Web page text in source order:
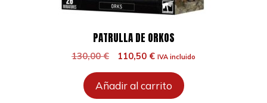
PATRULLA DE ORKOS
130,00€
El
original
era:
110,50 €El
actual
es:
IVA incluido
Añadir al carrito